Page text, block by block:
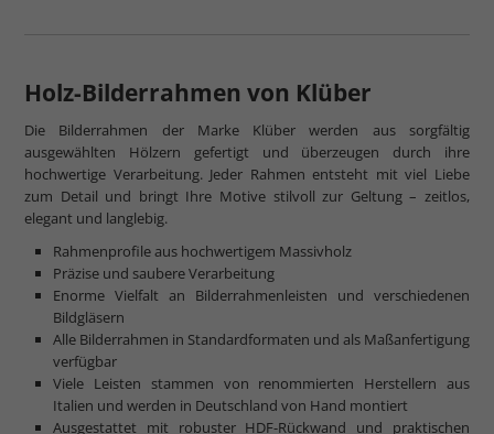
Holz-Bilderrahmen von Klüber
Die Bilderrahmen der Marke Klüber werden aus sorgfältig
ausgewählten Hölzern gefertigt und überzeugen durch ihre
hochwertige Verarbeitung. Jeder Rahmen entsteht mit viel Liebe
zum Detail und bringt Ihre Motive stilvoll zur Geltung – zeitlos,
elegant und langlebig.
Rahmenprofile aus hochwertigem Massivholz
Präzise und saubere Verarbeitung
Enorme Vielfalt an Bilderrahmenleisten und verschiedenen
Bildgläsern
Alle Bilderrahmen in Standardformaten und als Maßanfertigung
verfügbar
Viele Leisten stammen von renommierten Herstellern aus
Italien und werden in Deutschland von Hand montiert
Ausgestattet mit robuster HDF-Rückwand und praktischen